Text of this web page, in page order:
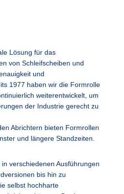
Lösung für das
von Schleifscheiben und
und
1977 haben wir die Formrolle
weiterentwickelt, um
der Industrie gerecht zu
Abrichtern bieten Formrollen
und längere Standzeiten.
verschiedenen Ausführungen
bis hin zu
selbst hochharte